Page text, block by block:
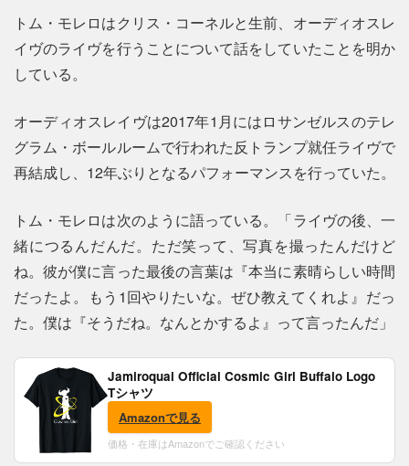
トム・モレロはクリス・コーネルと生前、オーディオスレ
イヴのライヴを行うことについて話をしていたことを明か
している。
オーディオスレイヴは2017年1月にはロサンゼルスのテレ
グラム・ボールルームで行われた反トランプ就任ライヴで
再結成し、12年ぶりとなるパフォーマンスを行っていた。
トム・モレロは次のように語っている。「ライヴの後、一
緒につるんだんだ。ただ笑って、写真を撮ったんだけど
ね。彼が僕に言った最後の言葉は『本当に素晴らしい時間
だったよ。もう1回やりたいな。ぜひ教えてくれよ』だっ
た。僕は『そうだね。なんとかするよ』って言ったんだ」
Jamiroquai Official Cosmic Girl Buffalo Logo
Tシャツ
Amazonで見る
価格・在庫はAmazonでご確認ください